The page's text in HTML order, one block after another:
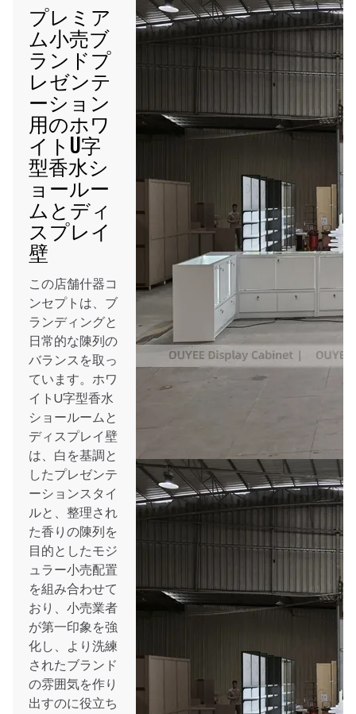
プレミア
ム小売ブ
ランドプ
レゼンテ
ーション
用のホワ
イトU字
型香水シ
ョールー
ムとディ
スプレイ
壁
この店舗什器コ
ンセプトは、ブ
ランディングと
日常的な陳列の
バランスを取っ
ています。ホワ
イトU字型香水
ショールームと
ディスプレイ壁
は、白を基調と
したプレゼンテ
ーションスタイ
ルと、整理され
た香りの陳列を
目的としたモジ
ュラー小売配置
を組み合わせて
おり、小売業者
が第一印象を強
化し、より洗練
されたブランド
の雰囲気を作り
出すのに役立ち